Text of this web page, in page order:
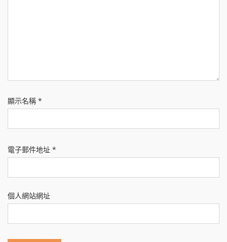
顯示名稱 *
電子郵件地址 *
個人網站網址